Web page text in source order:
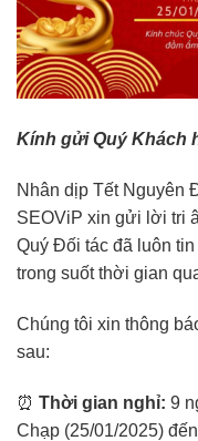
Kính gửi Quý Khách
Nhân dịp Tết Nguyên
SEOViP xin gửi lời tri
Quý Đối tác đã luôn
trong suốt thời gian
Chúng tôi xin thông
sau:
⏰ Thời gian nghỉ: 9
Chạp (25/01/2025)